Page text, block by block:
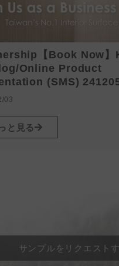
【Book Now】
Online Product
(SMS)
03
と見る
サンプルをリクエスト